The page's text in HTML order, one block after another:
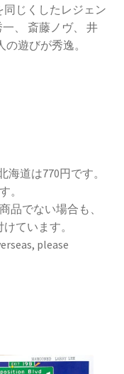
じくしたレジェン
、 斎藤ノヴ、 井
遊びが秀逸。
道は770円です。
。
品でない場合も、
ています。
please